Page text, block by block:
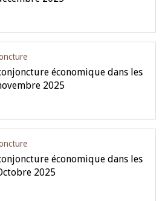
économique dans les
2025
économique dans les
2025